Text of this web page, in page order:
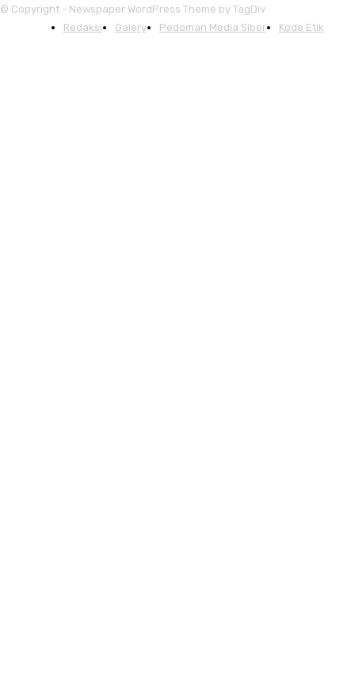
© Copyright - Newspaper WordPress Theme by TagDiv
Redaksi
Galery Pedoman Media Siber Kode Etik